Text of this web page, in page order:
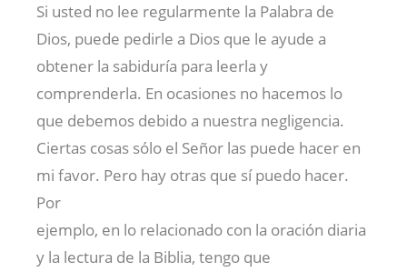
Si usted no lee regularmente la Palabra de
Dios, puede pedirle a Dios que le ayude a
obtener la sabiduría para leerla y
comprenderla. En ocasiones no hacemos lo
que debemos debido a nuestra negligencia.
Ciertas cosas sólo el Señor las puede hacer en
mi favor. Pero hay otras que sí puedo hacer.
Por
ejemplo, en lo relacionado con la oración diaria
y la lectura de la Biblia, tengo que